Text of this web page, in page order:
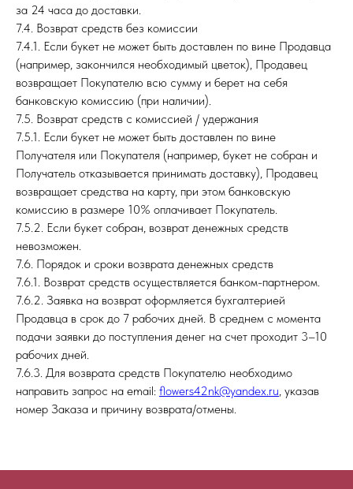
за 24 часа до доставки.
7.4. Возврат средств без комиссии
7.4.1. Если букет не может быть доставлен по вине Продавца
(например, закончился необходимый цветок), Продавец
возвращает Покупателю всю сумму и берет на себя
банковскую комиссию (при наличии).
7.5. Возврат средств с комиссией / удержания
7.5.1. Если букет не может быть доставлен по вине
Получателя или Покупателя (например, букет не собран и
Получатель отказывается принимать доставку), Продавец
возвращает средства на карту, при этом банковскую
комиссию в размере 10% оплачивает Покупатель.
7.5.2. Если букет собран, возврат денежных средств
невозможен.
7.6. Порядок и сроки возврата денежных средств
7.6.1. Возврат средств осуществляется банком-партнером.
7.6.2. Заявка на возврат оформляется бухгалтерией
Продавца в срок до 7 рабочих дней. В среднем с момента
подачи заявки до поступления денег на счет проходит 3–10
рабочих дней.
7.6.3. Для возврата средств Покупателю необходимо
направить запрос на email: flowers42nk@yandex.ru, указав
номер Заказа и причину возврата/отмены.